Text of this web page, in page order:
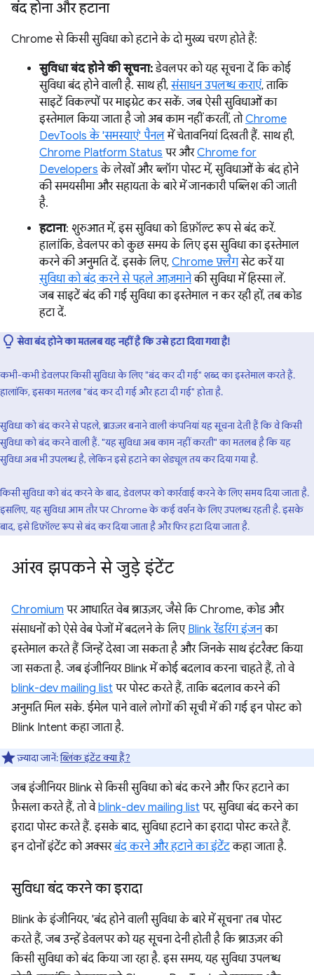
बंद होना और हटाना
Chrome से किसी सुविधा को हटाने के दो मुख्य चरण होते हैं:
सुविधा बंद होने की सूचना:डेवलपर को यह सूचना दें कि कोई
सुविधा बंद होने वाली है. साथ ही,संसाधन उपलब्ध कराएं, ताकि
साइटें विकल्पों पर माइग्रेट कर सकें. जब ऐसी सुविधाओं का
इस्तेमाल किया जाता है जो अब काम नहीं करतीं, तोChrome
DevTools के 'समस्याएं' पैनलमें चेतावनियां दिखती हैं. साथ ही,
Chrome Platform Status पर औरChrome for
Developers के लेखों और ब्लॉग पोस्ट में, सुविधाओं के बंद होने
की समयसीमा और सहायता के बारे में जानकारी पब्लिश की जाती
है.
हटाना: शुरुआत में, इस सुविधा को डिफ़ॉल्ट रूप से बंद करें.
हालांकि, डेवलपर को कुछ समय के लिए इस सुविधा का इस्तेमाल
करने की अनुमति दें. इसके लिए, Chrome फ़्लैगसेट करें या
सुविधा को बंद करने से पहले आज़मानेकी सुविधा में हिस्सा लें.
जब साइटें बंद की गई सुविधा का इस्तेमाल न कर रही हों, तब कोड
हटा दें.
सेवा बंद होने का मतलब यह नहीं है कि उसे हटा दिया गया है!
कभी-कभी डेवलपर किसी सुविधा के लिए "बंद कर दी गई" शब्द का इस्तेमाल करते हैं.
हालांकि, इसका मतलब "बंद कर दी गई और हटा दी गई" होता है.
सुविधा को बंद करने से पहले, ब्राउज़र बनाने वाली कंपनियां यह सूचना देती हैं कि वे किसी
सुविधा को बंद करने वाली हैं. "यह सुविधा अब काम नहीं करती" का मतलब है कि यह
सुविधा अब भी उपलब्ध है, लेकिन इसे हटाने का शेड्यूल तय कर दिया गया है.
किसी सुविधा को बंद करने के बाद, डेवलपर को कार्रवाई करने के लिए समय दिया जाता है.
इसलिए, यह सुविधा आम तौर पर Chrome के कई वर्शन के लिए उपलब्ध रहती है. इसके
बाद, इसे डिफ़ॉल्ट रूप से बंद कर दिया जाता है और फिर हटा दिया जाता है.
आंख झपकने से जुड़े इंटेंट
Chromium पर आधारित वेब ब्राउज़र, जैसे कि Chrome, कोड और
संसाधनों को ऐसे वेब पेजों में बदलने के लिए Blink रेंडरिंग इंजनका
इस्तेमाल करते हैं जिन्हें देखा जा सकता है और जिनके साथ इंटरैक्ट किया
जा सकता है. जब इंजीनियर Blink में कोई बदलाव करना चाहते हैं, तो वे
blink-dev mailing list पर पोस्ट करते हैं, ताकि बदलाव करने की
अनुमति मिल सके. ईमेल पाने वाले लोगों की सूची में की गई इन पोस्ट को
Blink Intent कहा जाता है.
ज़्यादा जानें:ब्लिंक इंटेंट क्या हैं?
जब इंजीनियर Blink से किसी सुविधा को बंद करने और फिर हटाने का
फ़ैसला करते हैं, तो वेblink-dev mailing list पर, सुविधा बंद करने का
इरादा पोस्ट करते हैं. इसके बाद, सुविधा हटाने का इरादा पोस्ट करते हैं.
इन दोनों इंटेंट को अक्सरबंद करने और हटाने का इंटेंटकहा जाता है.
सुविधा बंद करने का इरादा
Blink के इंजीनियर, 'बंद होने वाली सुविधा के बारे में सूचना' तब पोस्ट
करते हैं, जब उन्हें डेवलपर को यह सूचना देनी होती है कि ब्राउज़र की
किसी सुविधा को बंद किया जा रहा है. इस समय, यह सुविधा उपलब्ध